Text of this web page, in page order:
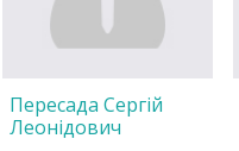
Пересада Сергій
Леонідович